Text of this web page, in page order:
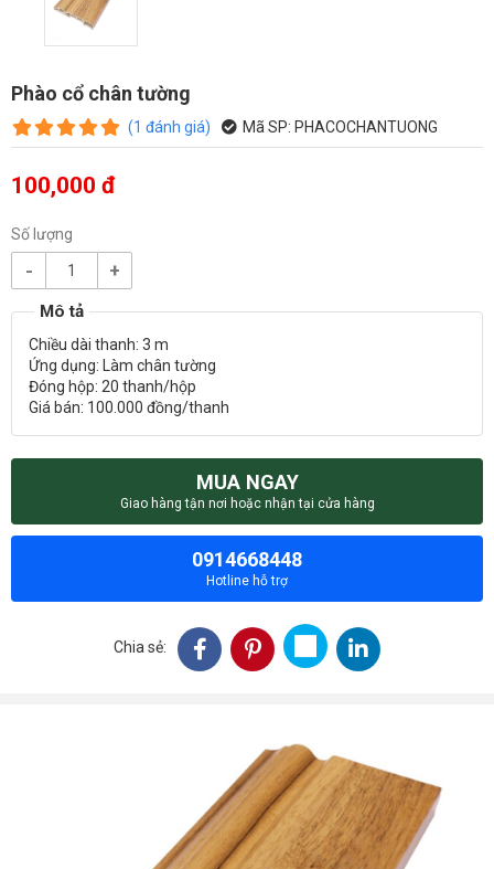
Phào cổ chân tường
(1 đánh giá) Mã SP: PHACOCHANTUONG
100,000 đ
Số lượng
- +
Chiều dài thanh: 3 m
Ứng dụng: Làm chân tường
Đóng hộp: 20 thanh/hộp
Giá bán: 100.000 đồng/thanh
MUA NGAY
Giao hàng tận nơi hoặc nhận tại cửa hàng
0914668448
Hotline hỗ trợ
Chia sẻ: